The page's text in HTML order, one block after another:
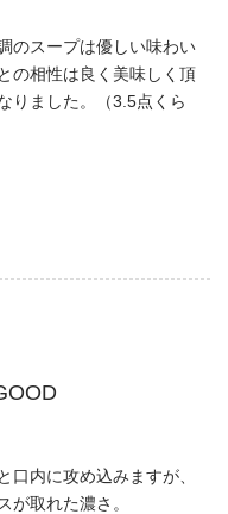
のスープは優しい味わい
の相性は良く美味しく頂
りました。（3.5点くら
口内に攻め込みますが、
が取れた濃さ。